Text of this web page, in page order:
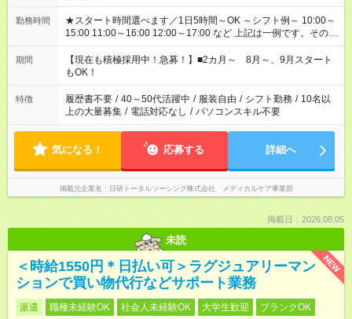
勤務時間
★スタート時間選べます／1日5時間～OK ～シフト例～ 10:00～
15:00 11:00～16:00 12:00～17:00 など 上記は一例です。その他
シフトもご相談ください。 ※Wワークの場合当社と合わせて法
定労働時間が週40時間を超えなければOKです。
期間
【現在も積極採用中！急募！】■2カ月～ 8月～、9月スタート
もOK！
特徴 履歴書不要 / 40～50代活躍中 / 服装自由 / シフト勤務 / 10名以
上の大量募集 / 電話対応なし / パソコンスキル不要
気になる！ 応募する 詳細へ
掲載元企業名 日研トータルソーシング株式会社 メディカルケア事業部
掲載日：2026.08.05
未読
NEW
＜時給1550円＊日払い可＞ラグジュアリーマン
ションで買い物代行などサポート業務
派遣 職種未経験OK 社会人未経験OK 大学生歓迎
ブランクOK